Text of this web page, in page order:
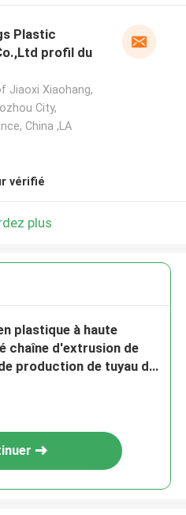
Plastic
profil du
Jiaoxi Xiaohang,
City,
China ,LA
vérifié
plus
plastique à haute
chaîne d'extrusion de
production de tuyau de